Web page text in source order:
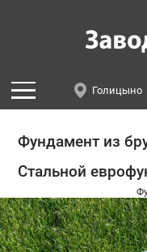
Голицыно
Фундамент из
Стальной